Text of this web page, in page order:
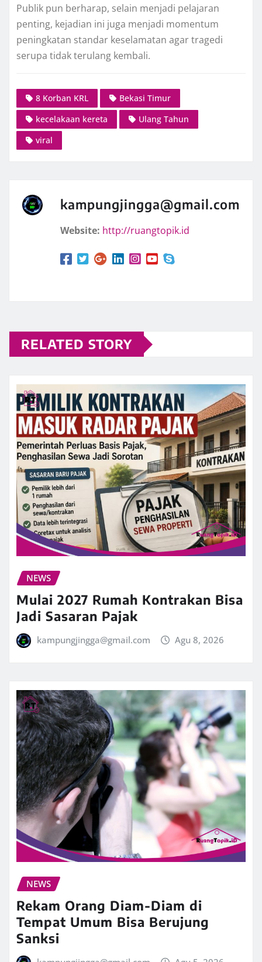
Publik pun berharap, selain menjadi pelajaran
penting, kejadian ini juga menjadi momentum
peningkatan standar keselamatan agar tragedi
serupa tidak terulang kembali.
8 Korban KRL
Bekasi Timur
kecelakaan kereta
Ulang Tahun
viral
kampungjingga@gmail.com
Website: http://ruangtopik.id
RELATED STORY
NEWS
Mulai 2027 Rumah Kontrakan Bisa
Jadi Sasaran Pajak
kampungjingga@gmail.com Agu 8, 2026
NEWS
Rekam Orang Diam-Diam di
Tempat Umum Bisa Berujung
Sanksi